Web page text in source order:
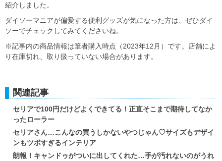
紹介しました。
ダイソーマニアが偏愛する便利グッズが気になった方は、ぜひダイ
ソーでチェックしてみてくださいね。
※記事内の商品情報は筆者購入時点（2023年12月）です。店舗によ
り在庫切れ、取り扱っていない場合があります。
関連記事
セリアで100円だけどよくできてる！正直そこまで期待してなか
ったローラー
セリアさん…こんなの買うしかないやつじゃん♡サイズもデザイ
ンもツボすぎるインテリア
朗報！キャンドゥがついに出してくれた…手が汚れないのがうれ